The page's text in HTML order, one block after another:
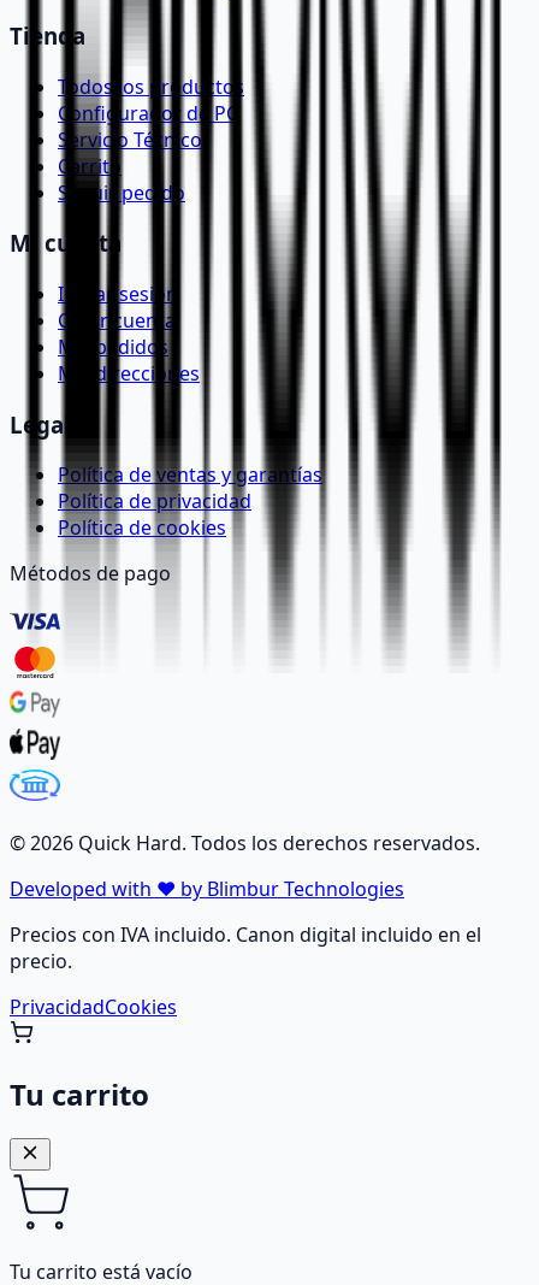
Tienda
Todos los productos
Configurador de PC
Servicio Técnico
Carrito
Seguir pedido
Mi cuenta
Iniciar sesión
Crear cuenta
Mis pedidos
Mis direcciones
Legal
Política de ventas y garantías
Política de privacidad
Política de cookies
Métodos de pago
©2026 Quick Hard. Todos los derechos reservados.
Developed with ❤️ by Blimbur Technologies
Precios con IVA incluido. Canon digital incluido en el
precio.
PrivacidadCookies
Tu carrito
Tu carrito está vacío